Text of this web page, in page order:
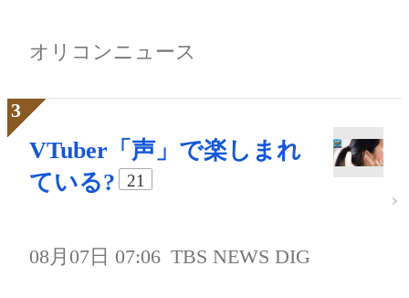
オリコンニュース
VTuber「声」で楽しまれ
ている?
21
08月07日 07:06 TBS NEWS DIG